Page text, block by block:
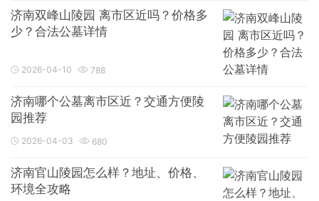
济南双峰山陵园 离市区近吗？价格多
少？合法公墓详情
2026-04-10 788
济南哪个公墓离市区近？交通方便陵
园推荐
2026-04-03 680
济南官山陵园怎么样？地址、价格、
环境全攻略